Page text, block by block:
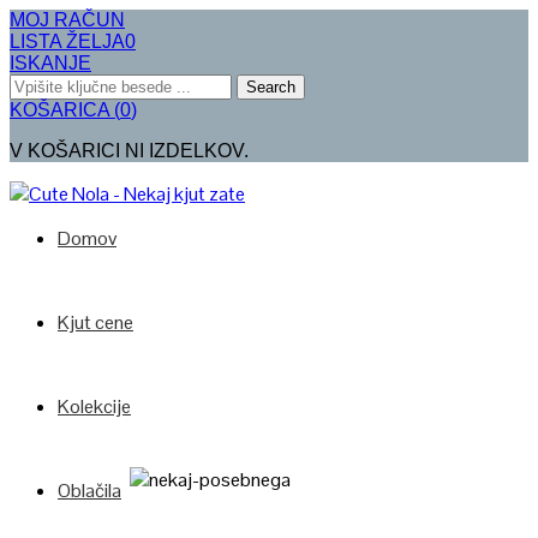
MOJ RAČUN
LISTA ŽELJA0
ISKANJE
Search
KOŠARICA (0)
V KOŠARICI NI IZDELKOV.
Domov
Kjut cene
Kolekcije
Oblačila